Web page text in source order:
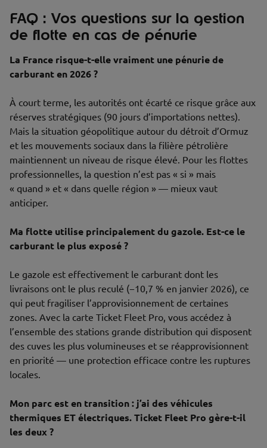
FAQ : Vos questions sur la gestion
de flotte en cas de pénurie
La France risque-t-elle vraiment une pénurie de
carburant en 2026 ?
À court terme, les autorités ont écarté ce risque grâce aux
réserves stratégiques (90 jours d’importations nettes).
Mais la situation géopolitique autour du détroit d’Ormuz
et les mouvements sociaux dans la filière pétrolière
maintiennent un niveau de risque élevé. Pour les flottes
professionnelles, la question n’est pas « si » mais
« quand » et « dans quelle région » — mieux vaut
anticiper.
Ma flotte utilise principalement du gazole. Est-ce le
carburant le plus exposé ?
Le gazole est effectivement le carburant dont les
livraisons ont le plus reculé (−10,7 % en janvier 2026), ce
qui peut fragiliser l’approvisionnement de certaines
zones. Avec la carte Ticket Fleet Pro, vous accédez à
l’ensemble des stations grande distribution qui disposent
des cuves les plus volumineuses et se réapprovisionnent
en priorité — une protection efficace contre les ruptures
locales.
Mon parc est en transition : j’ai des véhicules
thermiques ET électriques. Ticket Fleet Pro gère-t-il
les deux ?